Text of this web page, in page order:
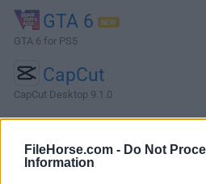
FileHorse.com - Do Not
Information
GTA 6
GTA 6 for PS5
CapCut
CapCut Desktop 9.1.0
Acerca de PeaZip